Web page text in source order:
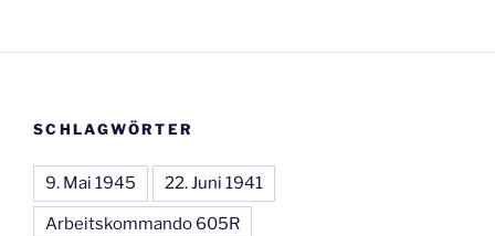
SCHLAGWÖRTER
9. Mai 1945 22. Juni 1941
Arbeitskommando 605R